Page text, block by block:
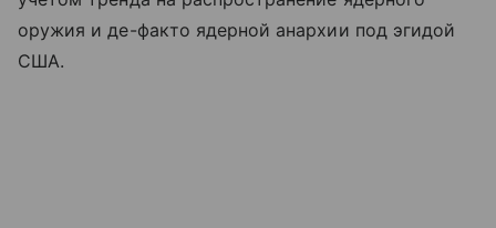
оружия и де-факто ядерной анархии под эгидой
США.